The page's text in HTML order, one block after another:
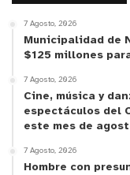
7 Agosto, 2026
Municipalidad de
$125 millones
7 Agosto, 2026
Cine, música y
espectáculos del
este mes de
7 Agosto, 2026
Hombre con